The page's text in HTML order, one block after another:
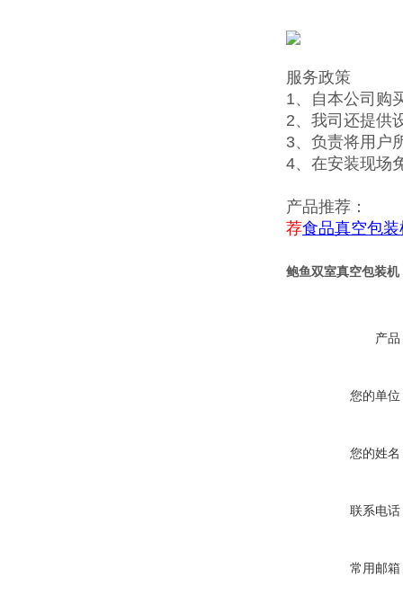
服务政策
1、自本公司购
2、我司还提供
3、负责将用户
4、在安装现场
产品推荐：
荐食品真空包装
鲍鱼双室真空包装机
产品
您的单位
您的姓名
联系电话
常用邮箱